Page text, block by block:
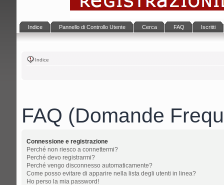
Indice Pannello di Controllo Utente Cerca FAQ Iscritti
Indice
FAQ (Domande
Connessione e registrazione
Perché non riesco a connettermi?
Perché devo registrarmi?
Perché vengo disconnesso automaticamente?
Come posso evitare di apparire nella lista degli utenti in linea?
Ho perso la mia password!